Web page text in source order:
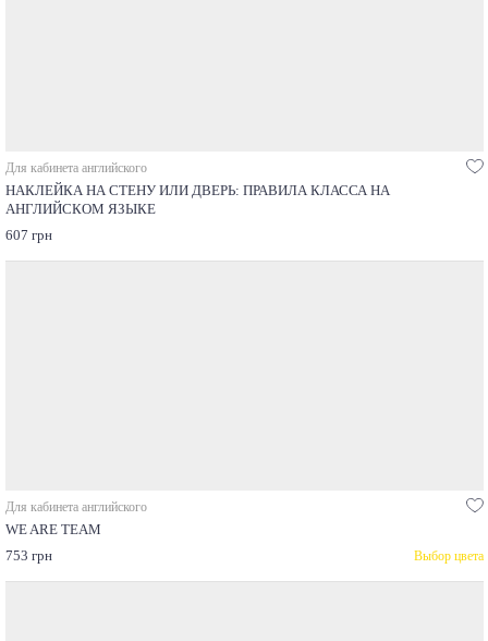
Для кабинета английского
НАКЛЕЙКА НА СТЕНУ ИЛИ ДВЕРЬ: ПРАВИЛА КЛАССА НА
АНГЛИЙСКОМ ЯЗЫКЕ
607 грн
Для кабинета английского
WE ARE TEAM
753 грн
Выбор цвета